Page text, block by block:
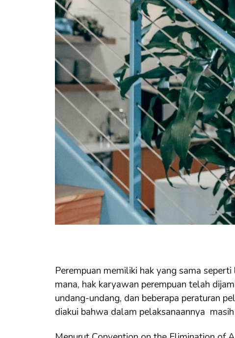
Perempuan memiliki hak yang sama
mana, hak karyawan perempuan telah
undang-undang, dan beberapa peraturan
diakui bahwa dalam pelaksanaannya